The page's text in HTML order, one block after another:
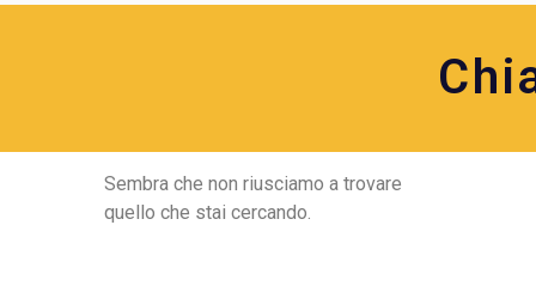
Sembra che non riusciamo a trovare
quello che stai cercando.